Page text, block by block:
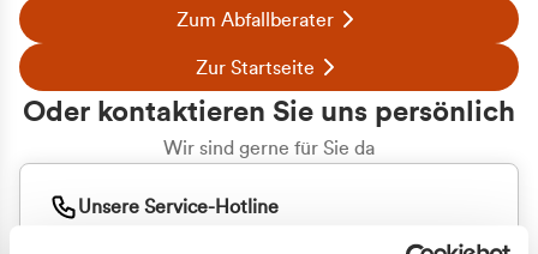
Zum Abfallberater
Zur Startseite
Oder kontaktieren Sie uns persönlich
Wir sind gerne für Sie da
Unsere Service-Hotline